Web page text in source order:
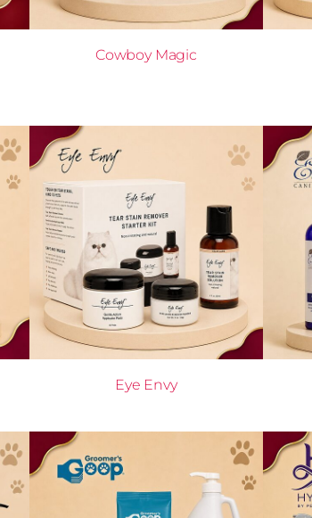
Cowboy Magic
Eye Envy